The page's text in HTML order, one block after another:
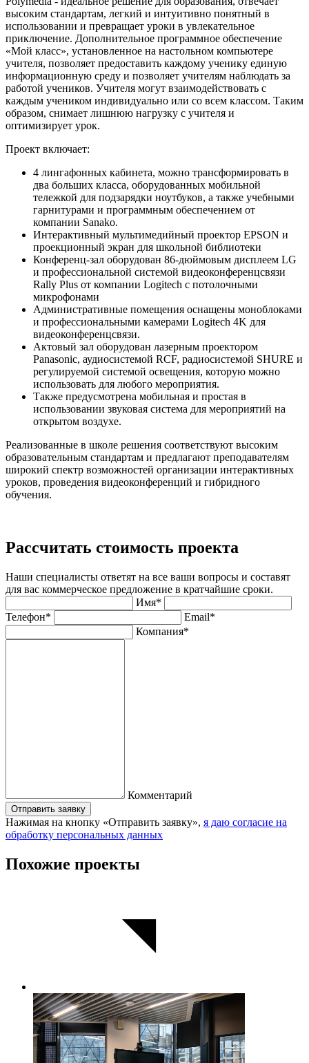
высоким стандартам, легкий и интуитивно понятный в
использовании и превращает уроки в увлекательное
приключение. Дополнительное программное обеспечение
«Мой класс», установленное на настольном компьютере
учителя, позволяет предоставить каждому ученику единую
информационную среду и позволяет учителям наблюдать за
работой учеников. Учителя могут взаимодействовать с
каждым учеником индивидуально или со всем классом. Таким
образом, снимает лишнюю нагрузку с учителя и
оптимизирует урок.
Проект включает:
4 лингафонных кабинета, можно трансформировать в
два больших класса, оборудованных мобильной
тележкой для подзарядки ноутбуков, а также учебными
гарнитурами и программным обеспечением от
компании Sanako.
Интерактивный мультимедийный проектор EPSON и
проекционный экран для школьной библиотеки
Конференц-зал оборудован 86-дюймовым дисплеем LG
и профессиональной системой видеоконференцсвязи
Rally Plus от компании Logitech с потолочными
микрофонами
Административные помещения оснащены моноблоками
и профессиональными камерами Logitech 4K для
видеоконференцсвязи.
Актовый зал оборудован лазерным проектором
Panasonic, аудиосистемой RСF, радиосистемой SHURE и
регулируемой системой освещения, которую можно
использовать для любого мероприятия.
Также предусмотрена мобильная и простая в
использовании звуковая система для мероприятий на
открытом воздухе.
Реализованные в школе решения соответствуют высоким
образовательным стандартам и предлагают преподавателям
широкий спектр возможностей организации интерактивных
уроков, проведения видеоконференций и гибридного
обучения.
Рассчитать стоимость проекта
Наши специалисты ответят на все ваши вопросы и составят
для вас коммерческое предложение в кратчайшие сроки.
Имя*
Телефон*
Email*
Компания*
Комментарий
Отправить заявку
Нажимая на кнопку «Отправить заявку», я даю согласие на
обработку персональных данных
Похожие проекты